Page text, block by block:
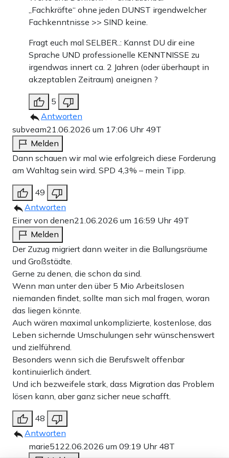
„Fachkräfte“ ohne jeden DUNST irgendwelcher
Fachkenntnisse >> SIND keine.
Fragt euch mal SELBER..: Kannst DU dir eine
Sprache UND professionelle KENNTNISSE zu
irgendwas innert ca. 2 Jahren (oder überhaupt in
akzeptablen Zeitraum) aneignen ?
5
Antworten
subveam21.06.2026 um 17:06 Uhr 49T
Melden
Dann schauen wir mal wie erfolgreich diese Forderung
am Wahltag sein wird. SPD 4,3% – mein Tipp.
49
Antworten
Einer von denen21.06.2026 um 16:59 Uhr 49T
Melden
Der Zuzug migriert dann weiter in die Ballungsräume
und Großstädte.
Gerne zu denen, die schon da sind.
Wenn man unter den über 5 Mio Arbeitslosen
niemanden findet, sollte man sich mal fragen, woran
das liegen könnte.
Auch wären maximal unkomplizierte, kostenlose, das
Leben sichernde Umschulungen sehr wünschenswert
und zielführend.
Besonders wenn sich die Berufswelt offenbar
kontinuierlich ändert.
Und ich bezweifele stark, dass Migration das Problem
lösen kann, aber ganz sicher neue schafft.
48
Antworten
marie5122.06.2026 um 09:19 Uhr 48T